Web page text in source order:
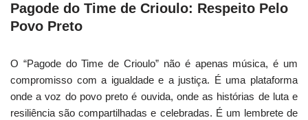
Pagode do Time de Crioulo: Respeito Pelo
Povo Preto
O “Pagode do Time de Crioulo” não é apenas música, é um
compromisso com a igualdade e a justiça. É uma plataforma
onde a voz do povo preto é ouvida, onde as histórias de luta e
resiliência são compartilhadas e celebradas. É um lembrete de